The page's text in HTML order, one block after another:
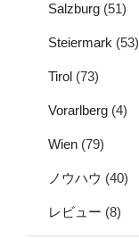
Salzburg (51)
Steiermark (53)
Tirol (73)
Vorarlberg (4)
Wien (79)
ノウハウ (40)
レビュー (8)